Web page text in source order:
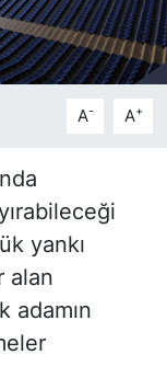
A- A+
yankı
alan
adamın